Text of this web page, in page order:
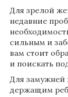
Для зрелой
недавние
сильным и
вам стоит
и поискать
Для
держащим